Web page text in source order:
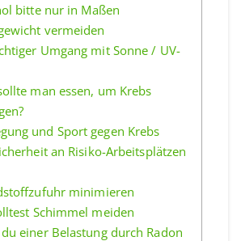
bitte nur in Maßen
vermeiden
Umgang mit Sonne / UV-
man essen, um Krebs
und Sport gegen Krebs
an Risiko-Arbeitsplätzen
minimieren
Schimmel meiden
einer Belastung durch Radon